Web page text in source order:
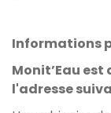
Informations
Monit’Eau est
l'adresse